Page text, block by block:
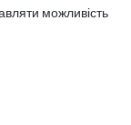
можливість